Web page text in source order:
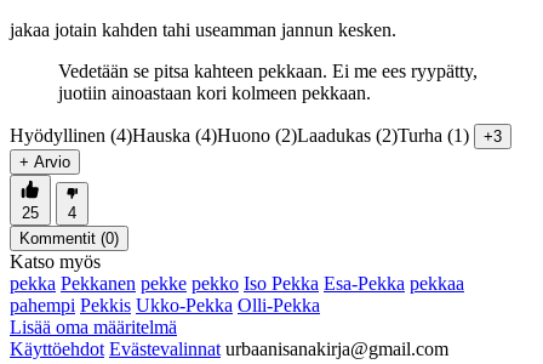
jakaa jotain kahden tahi useamman jannun kesken.
Vedetään se pitsa kahteen pekkaan. Ei me ees ryypätty,
juotiin ainoastaan kori kolmeen pekkaan.
Hyödyllinen (4)Hauska (4)Huono (2)Laadukas (2)Turha (1)
+3
+ Arvio
25
4
Kommentit (0)
Katso myös
pekka Pekkanen pekke pekko Iso Pekka Esa-Pekka pekkaa
pahempi Pekkis Ukko-Pekka Olli-Pekka
Lisää oma määritelmä
Käyttöehdot Evästevalinnat urbaanisanakirja@gmail.com